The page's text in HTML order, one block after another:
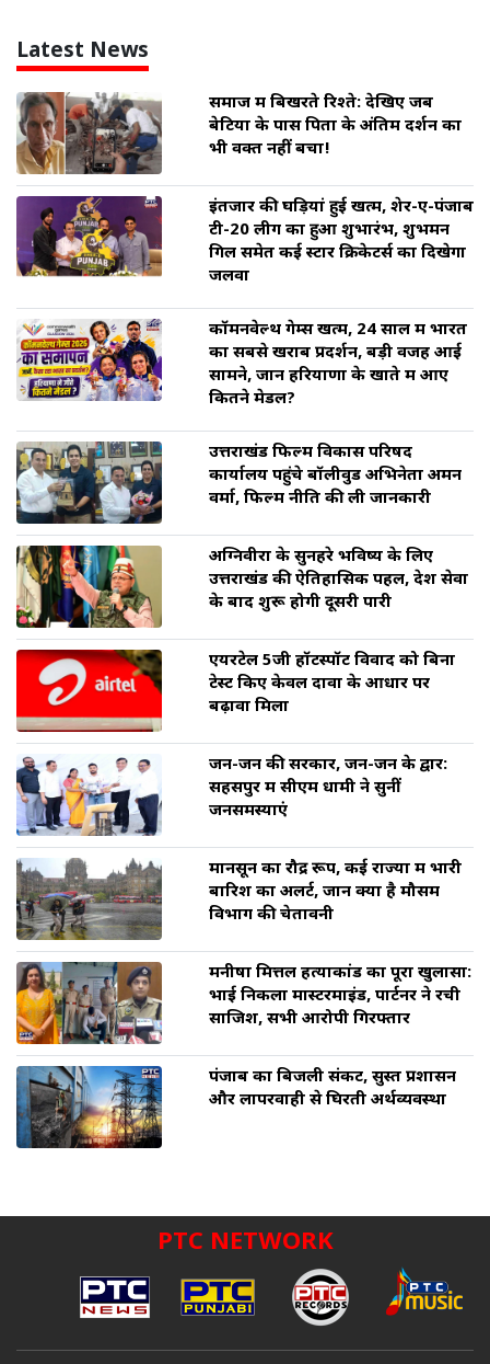
Latest News
समाज में बिखरते रिश्ते: देखिए जब
बेटियों के पास पिता के अंतिम दर्शन का
भी वक्त नहीं बचा!
इंतजार की घड़ियां हुई खत्म, शेर-ए-पंजाब
टी-20 लीग का हुआ शुभारंभ, शुभमन
गिल समेत कई स्टार क्रिकेटर्स का दिखेगा
जलवा
कॉमनवेल्थ गेम्स खत्म, 24 साल में भारत
का सबसे खराब प्रदर्शन, बड़ी वजह आई
सामने, जानें हरियाणा के खाते में आए
कितने मेडल?
उत्तराखंड फिल्म विकास परिषद
कार्यालय पहुंचे बॉलीवुड अभिनेता अमन
वर्मा, फिल्म नीति की ली जानकारी
अग्निवीरों के सुनहरे भविष्य के लिए
उत्तराखंड की ऐतिहासिक पहल, देश सेवा
के बाद शुरू होगी दूसरी पारी
एयरटेल 5जी हॉटस्पॉट विवाद को बिना
टेस्ट किए केवल दावों के आधार पर
बढ़ावा मिला
जन-जन की सरकार, जन-जन के द्वार:
सहसपुर में सीएम धामी ने सुनीं
जनसमस्याएं
मानसून का रौद्र रूप, कई राज्यों में भारी
बारिश का अलर्ट, जानें क्या है मौसम
विभाग की चेतावनी
मनीषा मित्तल हत्याकांड का पूरा खुलासा:
भाई निकला मास्टरमाइंड, पार्टनर ने रची
साजिश, सभी आरोपी गिरफ्तार
पंजाब का बिजली संकट, सुस्त प्रशासन
और लापरवाही से घिरती अर्थव्यवस्था
PTC NETWORK